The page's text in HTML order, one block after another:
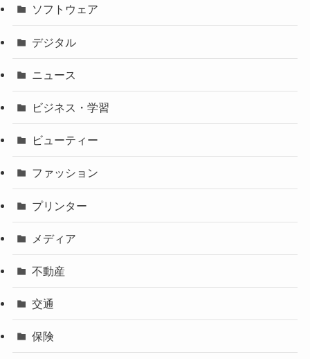
ソフトウェア
デジタル
ニュース
ビジネス・学習
ビューティー
ファッション
プリンター
メディア
不動産
交通
保険